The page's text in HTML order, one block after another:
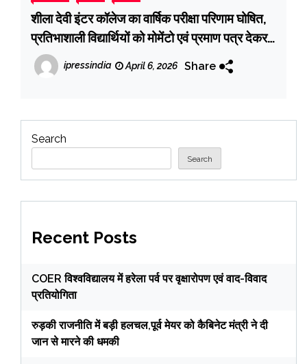
शीला देवी इंटर कॉलेज का वार्षिक परीक्षा परिणाम घोषित,
प्रतिभाशाली विद्यार्थियों को मोमेंटो एवं प्रमाण पत्र देकर
किया सम्मानित
ipressindia April 6, 2026 Share
Search
Search
Recent Posts
COER विश्वविद्यालय में हरेला पर्व पर वृक्षारोपण एवं वाद-विवाद
प्रतियोगिता
रुड़की राजनीति में बड़ी हलचल,पूर्व मेयर को कैबिनेट मंत्री ने दी
जान से मारने की धमकी